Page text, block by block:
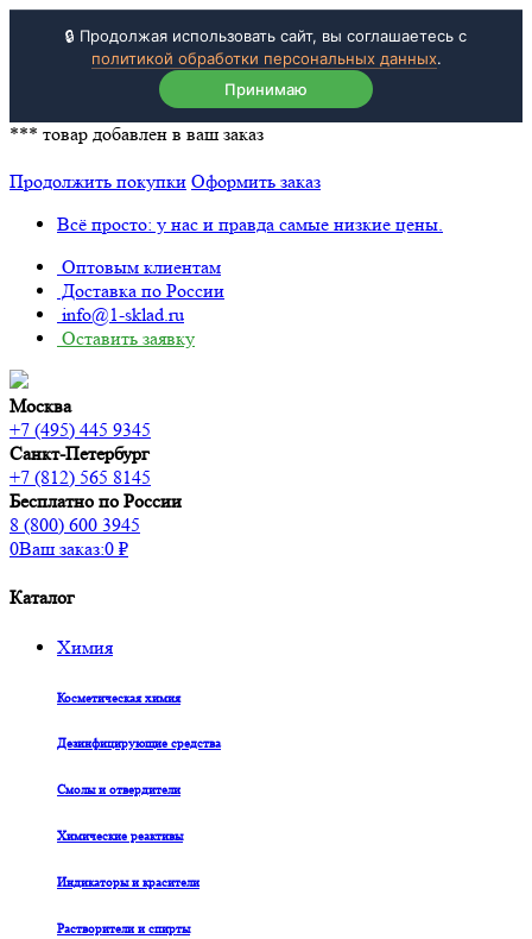
🔒 Продолжая использовать сайт, вы соглашаетесь с
политикой обработки персональных данных.
Принимаю
*** товар добавлен в ваш заказ
Продолжить покупки Оформить заказ
Всё просто: у нас и правда самые низкие цены.
Оптовым клиентам
Доставка по России
info@1-sklad.ru
Оставить заявку
Москва
+7 (495) 445 9345
Санкт-Петербург
+7 (812) 565 8145
Бесплатно по России
8 (800) 600 3945
0Ваш заказ:0 ₽
Каталог
Химия
Косметическая химия
Дезинфицирующие средства
Смолы и отвердители
Химические реактивы
Индикаторы и красители
Растворители и спирты